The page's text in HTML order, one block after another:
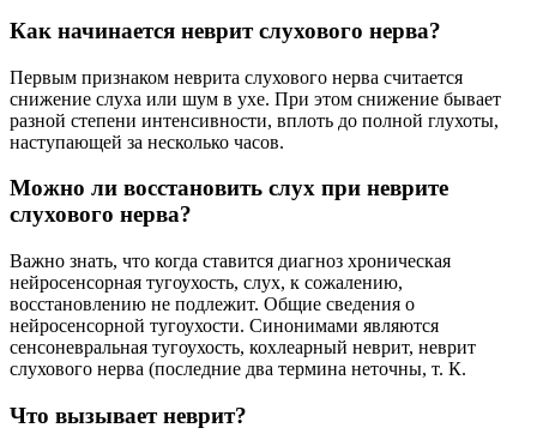
Как начинается неврит слухового нерва?
Первым признаком неврита слухового нерва считается
снижение слуха или шум в ухе. При этом снижение бывает
разной степени интенсивности, вплоть до полной глухоты,
наступающей за несколько часов.
Можно ли восстановить слух при неврите
слухового нерва?
Важно знать, что когда ставится диагноз хроническая
нейросенсорная тугоухость, слух, к сожалению,
восстановлению не подлежит. Общие сведения о
нейросенсорной тугоухости. Синонимами являются
сенсоневральная тугоухость, кохлеарный неврит, неврит
слухового нерва (последние два термина неточны, т. К.
Что вызывает неврит?